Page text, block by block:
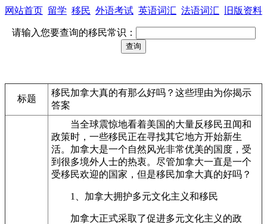
网站首页 留学 移民 外语考试 英语词汇 法语词汇 旧版资料
请输入您要查询的移民常识：
标题
移民加拿大真的有那么好吗？这些理由为你揭示
答案
当全球震惊地看着美国的大量反移民丑闻和
政策时，一些移民正在寻找其它地方开始新生
活。加拿大是一个自然风光非常优美的国度，受
到很多境外人士的热衷。尽管加拿大一直是一个
受移民欢迎的国家，但是移民加拿大真的好吗？
1、加拿大拥护多元文化主义和移民
加拿大正式采取了促进多元文化主义的政